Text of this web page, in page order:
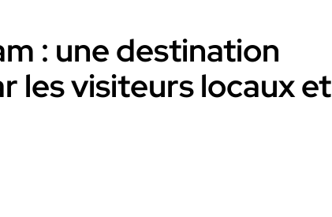
: une destination
les visiteurs locaux et